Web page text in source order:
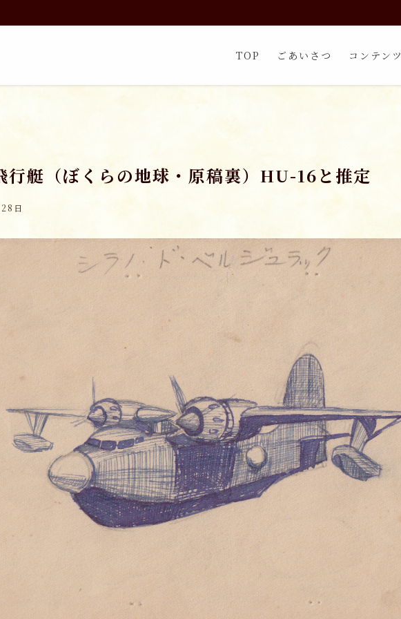
TOP ごあいさつ コンテンツ
行艇（ぼくらの地球・原稿裏）HU-16と推定
日